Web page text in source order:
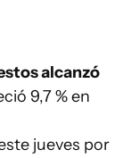
alcanzó
9,7 % en
jueves por